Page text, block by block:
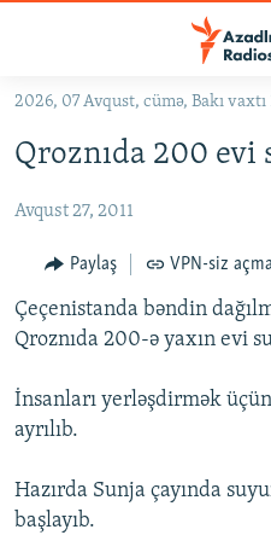
Əsas
qayıt
naviqasiyaya
Axtarışa
keç
#İZAHLA
KORRUPSIOMETR
#ƏSLINDƏ
FƏRQƏ BAX
QANUNI DOĞRU
ARAŞDIRMA
MULTIMEDIA
VIDEO
FOTOQALEREYA
RADIO ARXIV
OXU ZALI
HAQQIMIZDA
2026, 07 Avqust, cümə, Bakı vaxtı
Qroznıda 200 evi
Avqust 27, 2011
Paylaş VPN-siz
Çeçenistanda bəndin
Qroznıda 200-ə yaxın evi
İnsanları yerləşdirmək
ayrılıb.
Hazırda Sunja çayında
başlayıb.